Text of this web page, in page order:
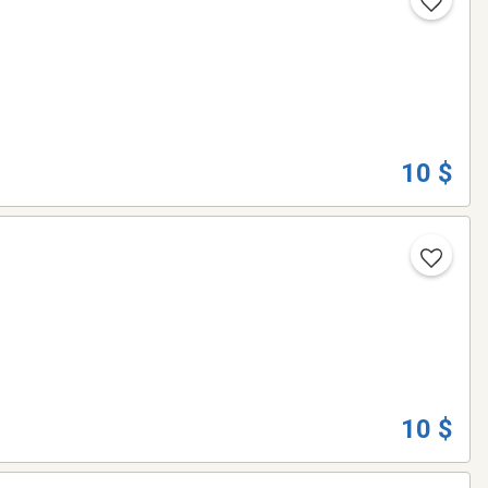
10 $
10 $